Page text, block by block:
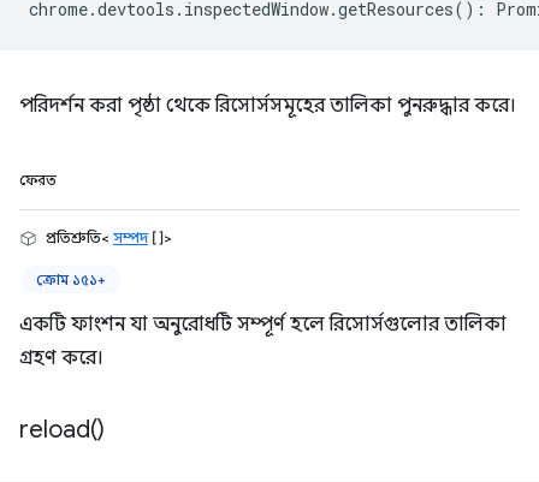
chrome.devtools . inspectedWindow.getResources() :
পরিদর্শন করা পৃষ্ঠা থেকে রিসোর্সসমূহের তালিকা পুনরুদ্ধার করে।
ফেরত
প্রতিশ্রুতি< সম্পদ[]>
ক্রোম ১৫১+
একটি ফাংশন যা অনুরোধটি সম্পূর্ণ হলে রিসোর্সগুলোর তালিকা
গ্রহণ করে।
reload()